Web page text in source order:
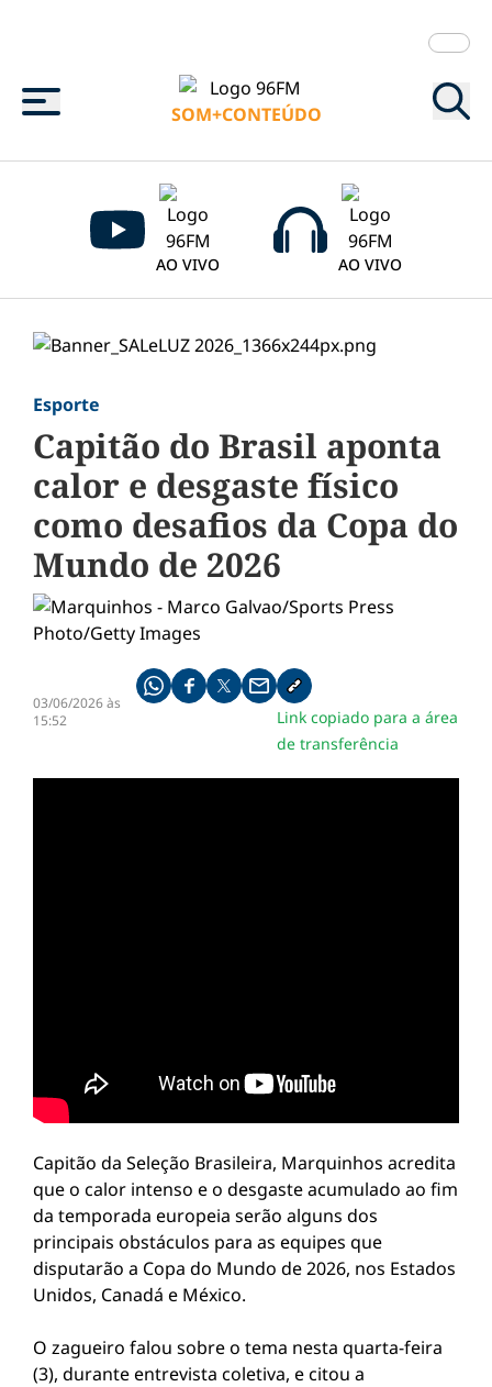
Menu
SOM+CONTEÚDO
AO VIVO AO VIVO
Esporte
Capitão do Brasil aponta
calor e desgaste físico
como desafios da Copa do
Mundo de 2026
03/06/2026 às
15:52
Compartilhe pelo whatsapp
Compartilhar no facebook
Compartilhar no twitter
Compartilhe pelo email
Copiar link da notícia
Link copiado para a área
de transferência
Capitão da Seleção Brasileira, Marquinhos acredita
que o calor intenso e o desgaste acumulado ao fim
da temporada europeia serão alguns dos
principais obstáculos para as equipes que
disputarão a Copa do Mundo de 2026, nos Estados
Unidos, Canadá e México.
O zagueiro falou sobre o tema nesta quarta-feira
(3), durante entrevista coletiva, e citou a